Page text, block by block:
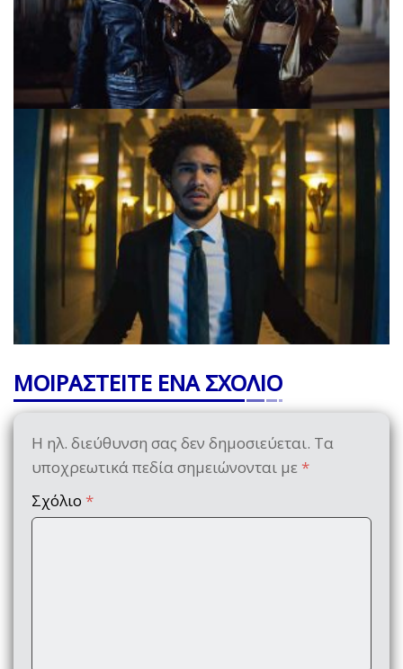
ΜΟΙΡΑΣΤΕΙΤΕ ΕΝΑ ΣΧΟΛΙΟ
Η ηλ. διεύθυνση σας δεν δημοσιεύεται. Τα
υποχρεωτικά πεδία σημειώνονται με *
Σχόλιο *